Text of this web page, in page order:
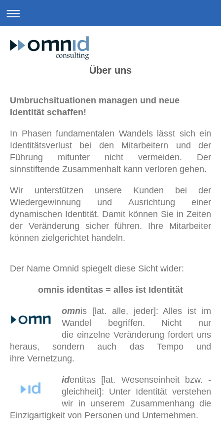
Über uns
Umbruchsituationen managen und neue
Identität schaffen!
In Phasen fundamentalen Wandels lässt sich ein
Identitätsverlust bei den Mitarbeitern und der
Führung mitunter nicht vermeiden. Der
sinnstiftende Zusammenhalt kann verloren gehen.
Wir unterstützen unsere Kunden bei der
Wiedergewinnung und Ausrichtung einer
dynamischen Identität. Damit können Sie in Zeiten
der Veränderung sicher führen. Ihre Mitarbeiter
können zielgerichtet handeln.
Der Name Omnid spiegelt diese Sicht wider:
omnis identitas = alles ist Identität
omnis [lat. alle, jeder]: Alles ist im
Wandel begriffen. Nicht nur
die einzelne Veränderung fordert uns
heraus, sondern auch das Tempo und
ihre Vernetzung.
identitas [lat. Wesenseinheit bzw. -
gleichheit]: Unter Identität verstehen
wir in unserem Zusammenhang die
Einzigartigkeit von Personen und Unternehmen.